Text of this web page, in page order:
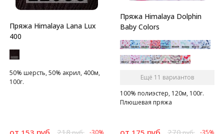
Пряжа Himalaya Lana Lux
400
50% шерсть, 50% акрил, 400м,
100г.
218 -30%
Пряжа Himalaya Dolphin
Baby Colors
Ещё 11 вариантов
100% полиэстер, 120м, 100г.
Плюшевая пряжа
270 -35%